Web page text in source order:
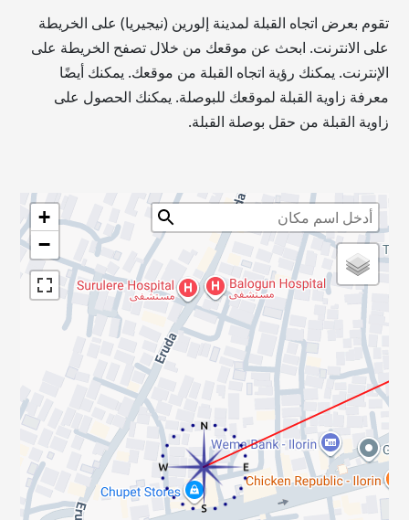
تقوم بعرض اتجاه القبلة لمدينة إلورين (نيجيريا) على الخريطة
على الانترنت. ابحث عن موقعك من خلال تصفح الخريطة على
الإنترنت. يمكنك رؤية اتجاه القبلة من موقعك. يمكنك أيضًا
معرفة زاوية القبلة لموقعك للبوصلة. يمكنك الحصول على
زاوية القبلة من حقل بوصلة القبلة.
+
−